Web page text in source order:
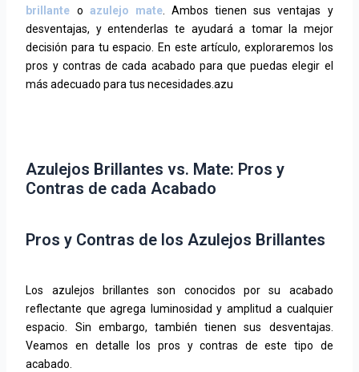
brillante o azulejo mate. Ambos tienen sus ventajas y
desventajas, y entenderlas te ayudará a tomar la mejor
decisión para tu espacio. En este artículo, exploraremos los
pros y contras de cada acabado para que puedas elegir el
más adecuado para tus necesidades.azu
Azulejos Brillantes vs. Mate: Pros y
Contras de cada Acabado
Pros y Contras de los Azulejos Brillantes
Los azulejos brillantes son conocidos por su acabado
reflectante que agrega luminosidad y amplitud a cualquier
espacio. Sin embargo, también tienen sus desventajas.
Veamos en detalle los pros y contras de este tipo de
acabado.